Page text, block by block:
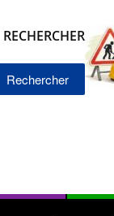
RECHERCHER
: